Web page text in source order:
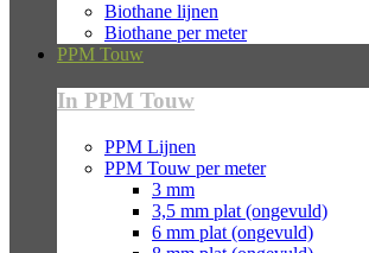
Biothane lijnen
Biothane per meter
PPM Touw
In PPM Touw
PPM Lijnen
PPM Touw per meter
3 mm
3,5 mm plat (ongevuld)
6 mm plat (ongevuld)